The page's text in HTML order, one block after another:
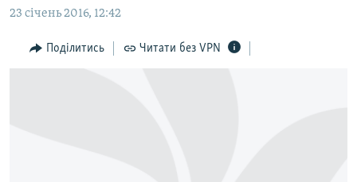
основної
Перейти
до
БЛОГИ
ПОГЛЯД
23 січень 2016, 12:42
Поділитись Читати без VPN